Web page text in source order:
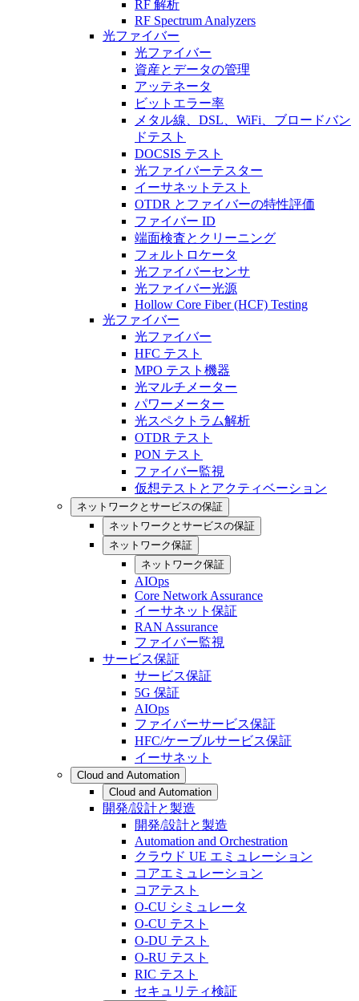
RF 解析
RF Spectrum Analyzers
光ファイバー
光ファイバー
資産とデータの管理
アッテネータ
ビットエラー率
メタル線、DSL、WiFi、ブロードバン
ドテスト
DOCSIS テスト
光ファイバーテスター
イーサネットテスト
OTDR とファイバーの特性評価
ファイバー ID
端面検査とクリーニング
フォルトロケータ
光ファイバーセンサ
光ファイバー光源
Hollow Core Fiber (HCF) Testing
光ファイバー
光ファイバー
HFC テスト
MPO テスト機器
光マルチメーター
パワーメーター
光スペクトラム解析
OTDR テスト
PON テスト
ファイバー監視
仮想テストとアクティベーション
ネットワークとサービスの保証
ネットワークとサービスの保証
ネットワーク保証
ネットワーク保証
AIOps
Core Network Assurance
イーサネット保証
RAN Assurance
ファイバー監視
サービス保証
サービス保証
5G 保証
AIOps
ファイバーサービス保証
HFC/ケーブルサービス保証
イーサネット
Cloud and Automation
Cloud and Automation
開発/設計と製造
開発/設計と製造
Automation and Orchestration
クラウド UE エミュレーション
コアエミュレーション
コアテスト
O-CU シミュレータ
O-CU テスト
O-DU テスト
O-RU テスト
RIC テスト
セキュリティ検証